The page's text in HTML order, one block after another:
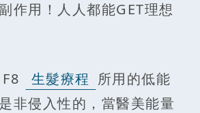
作用！人人都能GET理想
生髮療程 所用的低能
非侵入性的，當醫美能量